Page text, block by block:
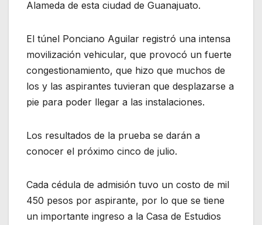
Alameda de esta ciudad de Guanajuato.
El túnel Ponciano Aguilar registró una intensa
movilización vehicular, que provocó un fuerte
congestionamiento, que hizo que muchos de
los y las aspirantes tuvieran que desplazarse a
pie para poder llegar a las instalaciones.
Los resultados de la prueba se darán a
conocer el próximo cinco de julio.
Cada cédula de admisión tuvo un costo de mil
450 pesos por aspirante, por lo que se tiene
un importante ingreso a la Casa de Estudios